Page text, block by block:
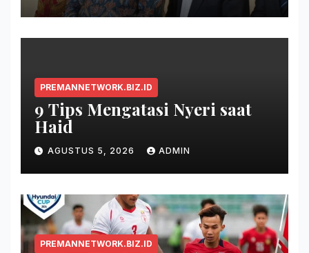
PREMANNETWORK.BIZ.ID
9 Tips Mengatasi Nyeri saat
Haid
AGUSTUS 5, 2026 ADMIN
PREMANNETWORK.BIZ.ID